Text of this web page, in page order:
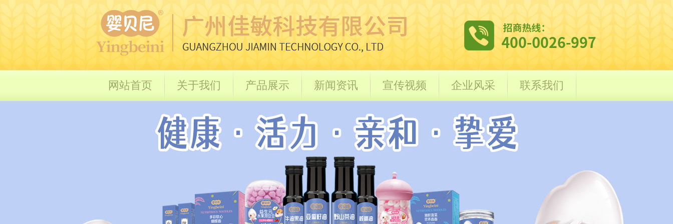
网站首页 关于我们 产品展示 新闻资讯 宣传视频 企业风采 联系我们